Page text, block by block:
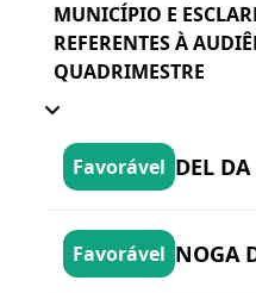
MUNICÍPIO E
REFERENTES À
QUADRIMESTRE
Favorável DEL DA
Favorável NOGA